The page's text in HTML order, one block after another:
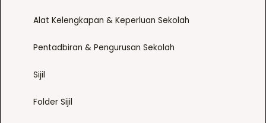
Alat Kelengkapan & Keperluan Sekolah
Pentadbiran & Pengurusan Sekolah
Sijil
Folder Sijil